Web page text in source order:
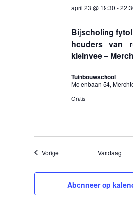
Bijscholing
houders van
kleinvee –
april 23 @ 19:30 -
Molenbaan 54,
Gratis
VorigeEvenementen Vandaag
Abonneer op